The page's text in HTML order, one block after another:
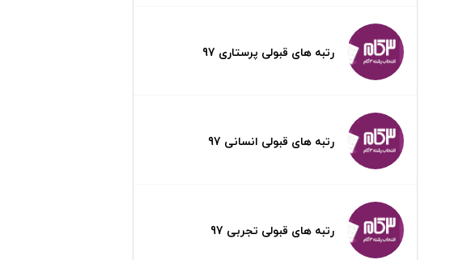
رتبه های قبولی پرستاری 97
رتبه های قبولی انسانی 97
رتبه های قبولی تجربی 97